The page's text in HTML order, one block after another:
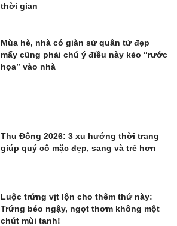
thời gian
Mùa hè, nhà có giàn sử quân tử đẹp
mấy cũng phải chú ý điều này kẻo “rước
họa” vào nhà
Thu Đông 2026: 3 xu hướng thời trang
giúp quý cô mặc đẹp, sang và trẻ hơn
Luộc trứng vịt lộn cho thêm thứ này:
Trứng béo ngậy, ngọt thơm không một
chút mùi tanh!